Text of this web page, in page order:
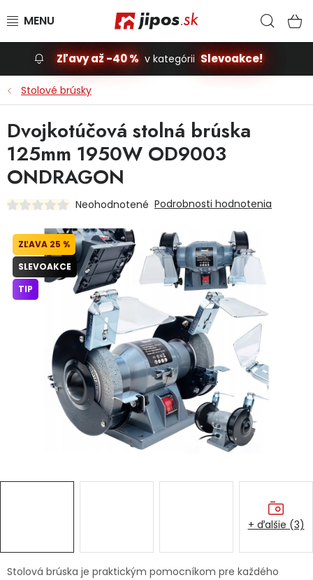
Slevoakce
Stavba, dom
Dielňa
Príslušenstvo pre automobily
Vybavenie a hračky pre deti
Domácnosť
Ochranné pracovné pomôcky
Vianoce
Fotovoltaika
Doprava a platba Váš zákaznícky účet
Zľavy až -40 % v kategórii Slevoakce!
Stolové brúsky
Stolová brúska je praktickým pomocníkom pre každého
Dvojkotúčová stolná brúska
125mm 1950W OD9003
ONDRAGON
Neohodnotené Podrobnosti hodnotenia
25 %
SLEVOAKCE
TIP
+ ďalšie (3)